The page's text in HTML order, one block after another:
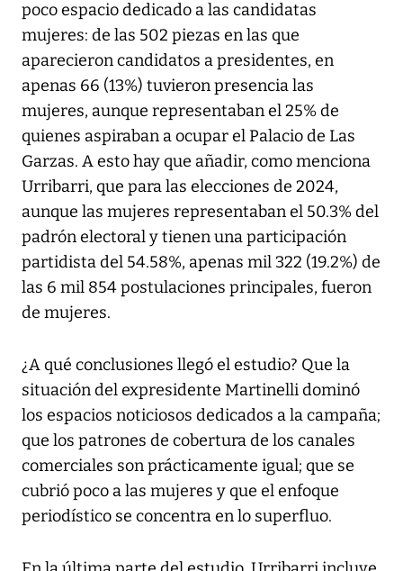
poco espacio dedicado a las candidatas
mujeres: de las 502 piezas en las que
aparecieron candidatos a presidentes, en
apenas 66 (13%) tuvieron presencia las
mujeres, aunque representaban el 25% de
quienes aspiraban a ocupar el Palacio de Las
Garzas. A esto hay que añadir, como menciona
Urribarri, que para las elecciones de 2024,
aunque las mujeres representaban el 50.3% del
padrón electoral y tienen una participación
partidista del 54.58%, apenas mil 322 (19.2%) de
las 6 mil 854 postulaciones principales, fueron
de mujeres.
¿A qué conclusiones llegó el estudio? Que la
situación del expresidente Martinelli dominó
los espacios noticiosos dedicados a la campaña;
que los patrones de cobertura de los canales
comerciales son prácticamente igual; que se
cubrió poco a las mujeres y que el enfoque
periodístico se concentra en lo superfluo.